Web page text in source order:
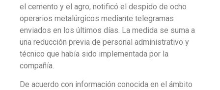
el cemento y el agro, notificó el despido de ocho
operarios metalúrgicos mediante telegramas
enviados en los últimos días. La medida se suma a
una reducción previa de personal administrativo y
técnico que había sido implementada por la
compañía.
De acuerdo con información conocida en el ámbito